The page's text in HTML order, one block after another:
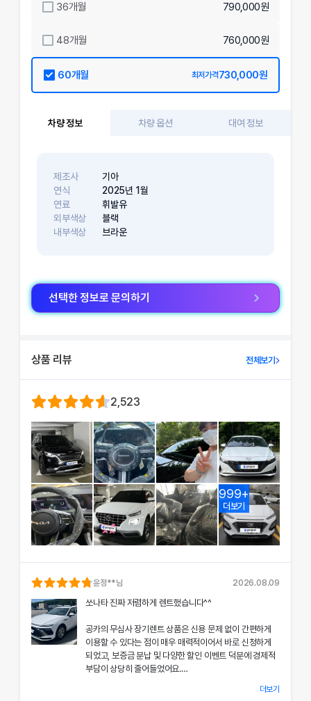
36개월 790,000원
48개월 760,000원
60개월 최저가격730,000원
차량 정보 차량 옵션 대여 정보
제조사
기아
연식
2025년 1월
연료
휘발유
외부색상
블랙
내부색상
브라운
선택한 정보로 문의하기
상품 리뷰 전체보기
2,523
999+
더보기
윤정**님 2026.08.09
쏘나타 진짜 저렴하게 렌트했습니다^^
공카의 무심사 장기렌트 상품은 신용 문제 없이 간편하게
이용할 수 있다는 점이 매우 매력적이어서 바로 신청하게
되었고, 보증금 분납 및 다양한 할인 이벤트 덕분에 경제적
부담이 상당히 줄어들었어요.
차량 인수 시 장민혁 담당자님께서 친절하고 꼼꼼하게 신차
더보기